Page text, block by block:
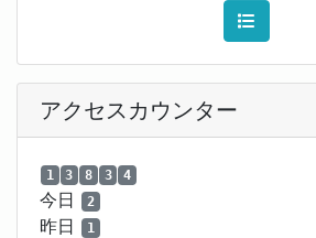
アクセスカウンター
1 3 8 3 4
今日 2
昨日 1